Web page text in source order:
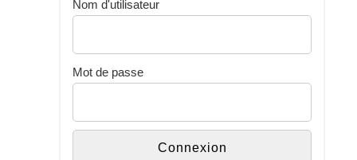
Nom d'utilisateur
Mot de passe